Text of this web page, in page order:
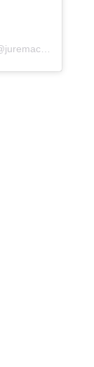
A post shared by Advogada que Viaja (@juremacintra)